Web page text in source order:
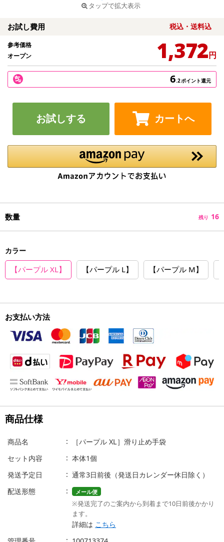
タップで拡大表示
お試し費用 税込・送料込
参考価格
オープン
1,372円
6.2ポイント還元
お試しする カートへ
数量 残り 16
カラー
【パープル XL】 【パープル L】 【パープル M】
お支払い方法
商品仕様
商品名
［パープル XL］滑り止め手袋
セット内容
本体1個
発送予定日
通常3日前後（発送日カレンダー休日除く）
配送形態
メール便
※発送完了のご案内から到着まで10日前後かかり
ます。
詳細は こちら